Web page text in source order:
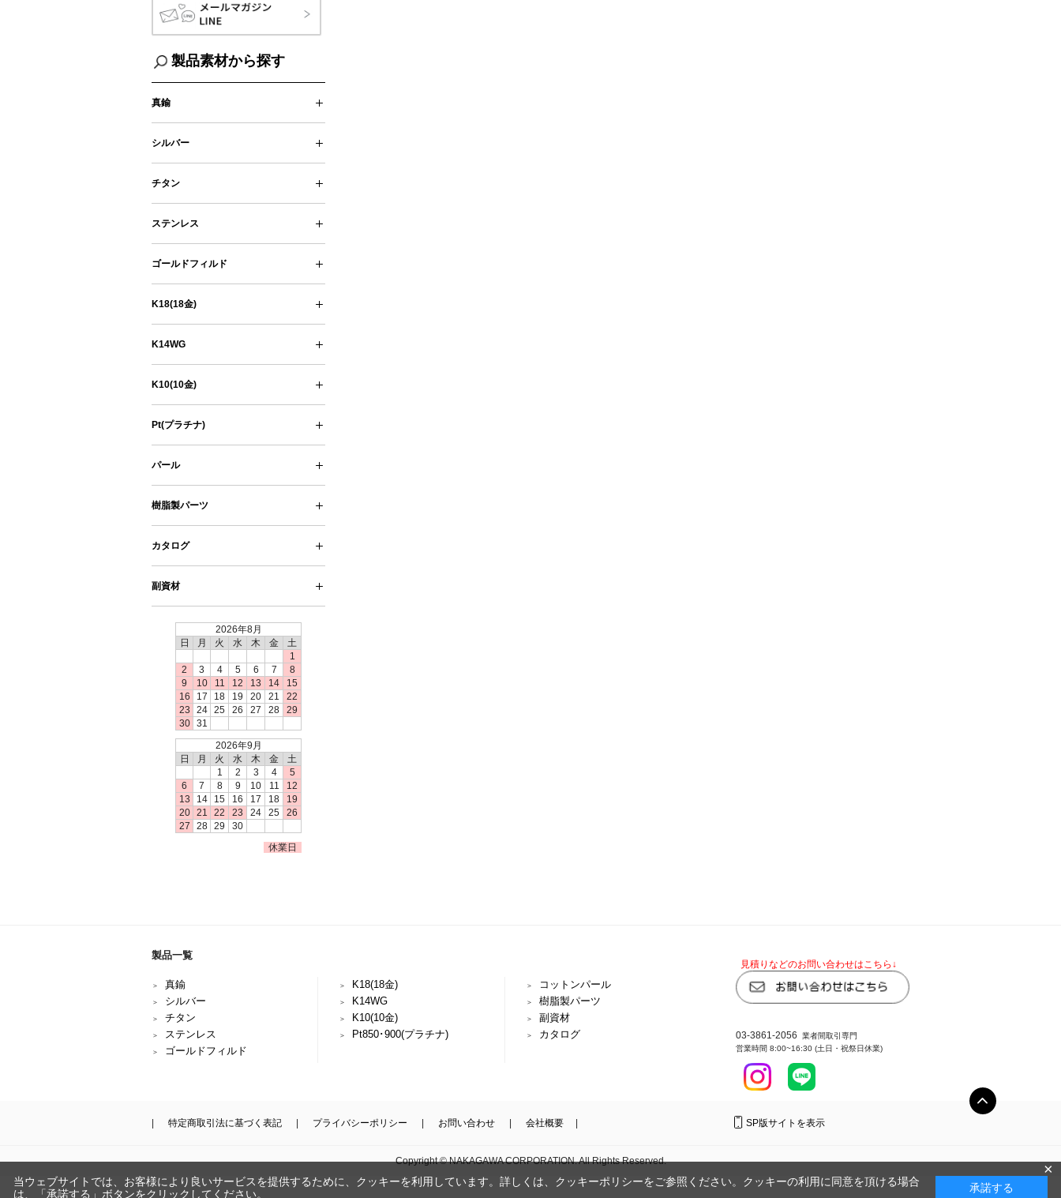
製品素材から探す
真鍮
真鍮チェーン
真鍮パーツ
真鍮・洋白製 ピン・カン類
真鍮製ネックレス
シルバー
シルバーチェーン
シルバーパーツ
シルバーピン・カン類
シルバーネックレス
シルバーブレスレット・バングル
チタン
チタンチェーン
チタンパーツ
チタンピン・カン類
ステンレス
ステンレスチェーン
ステンレスパーツ
ステンレスピン・カン類
ネックレス
ステンレスブレスレット
ゴールドフィルド
ゴールドフィルド チェーン
ゴールドフィルド パーツ
ゴールドフィルド ピン・カン類
ゴールドフィルド ネックレス
K18(18金)
K18(18金ゴールド）
K18PG(18金ピンクゴールド)
K18WG (18金ホワイトゴールド)
K14WG
K14WG パーツ
K14WG 丸線材 (ワイヤー)
K10(10金)
K10YG (10金イエローゴールド)
K10PG (10金ピンクゴールド)
K10WG (10金ホワイトゴールド)
Pt(プラチナ)
Pt(プラチナ) チェーン
Pt(プラチナ) パーツ
Pt(プラチナ) 丸線材（ワイヤー)
Pt(プラチナ) ネックレス
パール
コットンパール
【掛売】受注生産品・サイト未掲載品
樹脂製パーツ
ピアス・イヤリング・ノンホールピア
テグス
クッション
カタログ
副資材
工具類
お手入れ用品
2026年8月
日
月 火 水 木 金
土
1
2
3 4 5 6 7
8
9
10 11 12 13 14
15
16
17 18 19 20 21
22
23
24 25 26 27 28
29
30
31
2026年9月
日
月 火 水 木 金
土
1
2 3 4
5
6
7 8 9 10 11
12
13
14 15 16 17 18
19
20
21 22 23 24 25
26
27
28 29
30
休業日
製品一覧
真鍮
シルバー
チタン
ステンレス
ゴールドフィルド
K18(18金)
K14WG
K10(10金)
Pt850･900(プラチナ)
コットンパール
樹脂製パーツ
副資材
カタログ
見積りなどのお問い合わせはこちら↓
03-3861-2056 業者間取引専門
営業時間 8:00~16:30 (土日・祝祭日休業)
特定商取引法に基づく表記 プライバシーポリシー お問い合わせ 会社概要 SP版サイトを表示
Copyright © NAKAGAWA CORPORATION. All Rights Reserved. ×
当ウェブサイトでは、お客様により良いサービスを提供するために、クッキーを利用しています。詳しくは、 クッキーポリシーをご参照ください。クッキーの利用に同意を頂ける場合
は、「承諾する」ボタンをクリックしてください。
承諾する